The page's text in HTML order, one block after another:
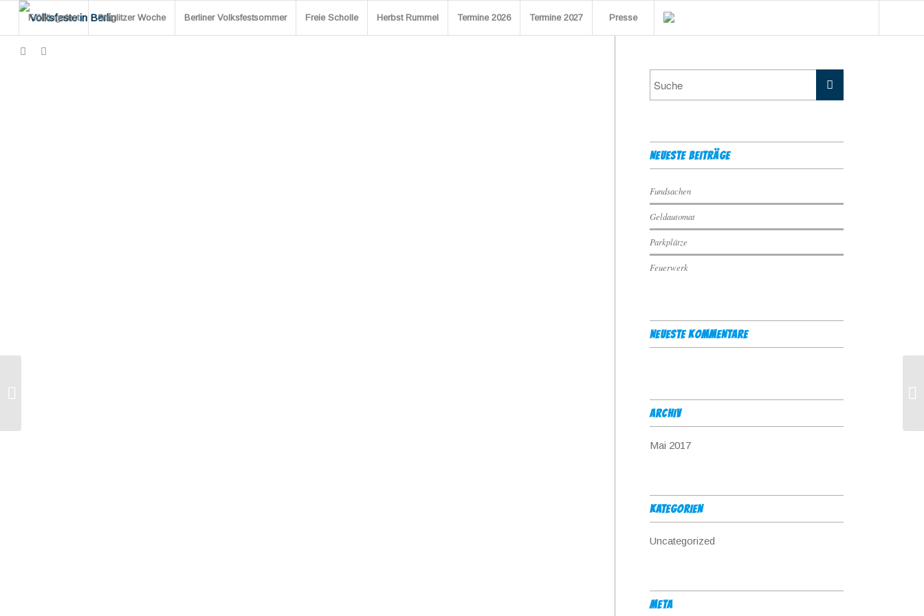
Frühlingsfest Steglitzer Woche Berliner Volksfestsommer Freie Scholle Herbst Rummel Termine 2026 Termine 2027 Presse
NEUESTE BEITRÄGE
Fundsachen
Geldautomat
Parkplätze
Feuerwerk
NEUESTE KOMMENTARE
ARCHIV
Mai 2017
KATEGORIEN
Uncategorized
META